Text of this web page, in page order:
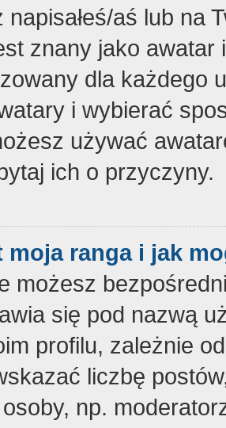
napisałeś/aś lub na
znany jako
dla każdego
i wybierać
używać
ich o przyczyny.
moja ranga i jak
możesz
się pod nazwą
profilu, zależnie
liczbę
np.